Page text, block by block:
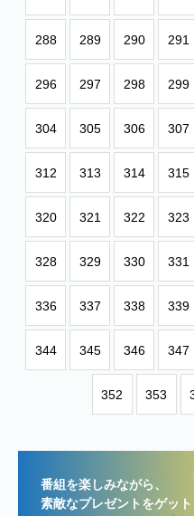
288 289 290 291
296 297 298 299
304 305 306 307
312 313 314 315
320 321 322 323
328 329 330 331
336 337 338 339
344 345 346 347
352 353
番組を楽しみながら、
素敵なプレゼントをゲッ